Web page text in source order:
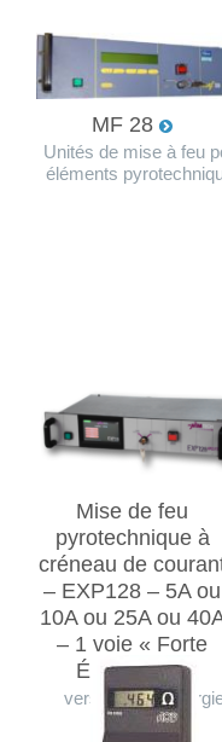
MF 28
Unités de mise à feu
éléments
Mise de feu
pyrotechnique à
créneau de
– EXP128 – 5A ou
10A ou 25A ou
– 1 voie « Forte
Énergie »
version forte